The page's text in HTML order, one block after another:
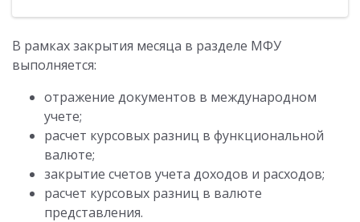
В рамках закрытия месяца в разделе МФУ
выполняется:
отражение документов в международном
учете;
расчет курсовых разниц в функциональной
валюте;
закрытие счетов учета доходов и расходов;
расчет курсовых разниц в валюте
представления.